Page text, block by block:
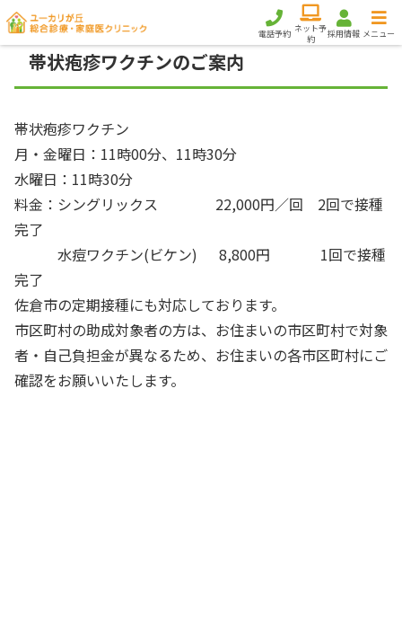
帯状疱疹ワクチンのご案内
帯状疱疹ワクチン
月・金曜日：11時00分、11時30分
水曜日：11時30分
料金：シングリックス 22,000円／回 2回で接種
完了
水痘ワクチン(ビケン) 8,800円 1回で接種
完了
佐倉市の定期接種にも対応しております。
市区町村の助成対象者の方は、お住まいの市区町村で対象
者・自己負担金が異なるため、お住まいの各市区町村にご
確認をお願いいたします。
電話予約 ネット予
約
採用情報 メニュー